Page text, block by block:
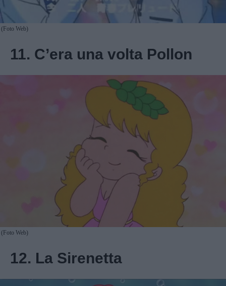
(Foto Web)
11. C’era una volta Pollon
(Foto Web)
12. La Sirenetta